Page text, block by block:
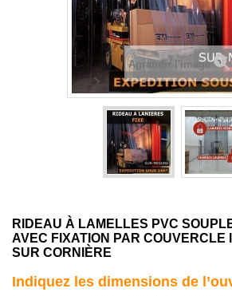
Agrandir l'image
RIDEAU À LAMELLES PVC
AVEC FIXATION PAR COUVERCLE
SUR CORNIÈRE
Indiquez les dimensions de